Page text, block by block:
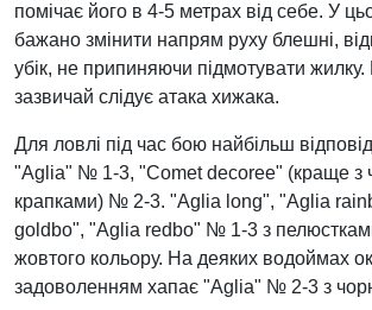
помічає його в 4-5 метрах від себе. У
бажано змінити напрям руху блешні,
убік, не припиняючи підмотувати
зазвичай слідує атака хижака.
Для ловлі під час бою найбільш
"Aglia" № 1-3, "Comet decoree" (краще з
крапками) № 2-3. "Aglia long", "Aglia
goldbo", "Aglia redbo" № 1-3 з
жовтого кольору. На деяких водоймах
задоволенням хапає "Aglia" № 2-3 з